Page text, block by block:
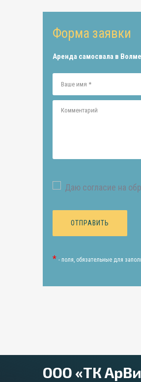
Форма заявки
Аренда самосвала в Волме
Даю согласие на
* - поля, обязательные для
ООО «ТК